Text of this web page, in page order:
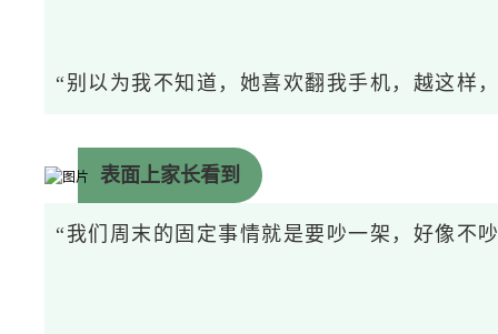
“别以为我不知道，她喜欢翻我手机，越这样
表面上家长看到
“我们周末的固定事情就是要吵一架，好像不